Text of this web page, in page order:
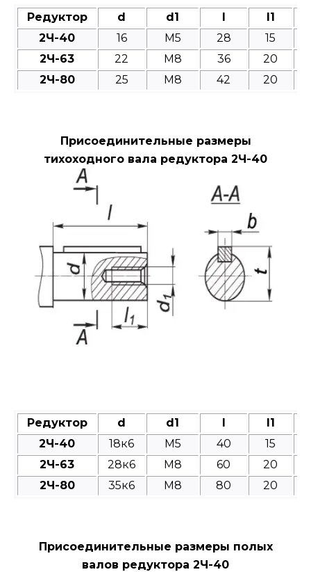
Редуктор d d1 l l1
2Ч-40
16 M5 28 15
2Ч-63
22 M8 36 20
2Ч-80
25 M8 42 20
Присоединительные размеры
тихоходного вала редуктора 2Ч-40
Редуктор d d1 l l1
2Ч-40
18к6 M5 40 15
2Ч-63
28к6 M8 60 20
2Ч-80
35к6 M8 80 20
Присоединительные размеры полых
валов редуктора 2Ч-40